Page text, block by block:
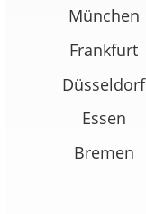
München
Frankfurt
Düsseldorf
Essen
Bremen